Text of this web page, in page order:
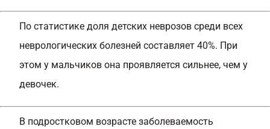
По статистике доля детских неврозов среди всех
неврологических болезней составляет 40%. При
этом у мальчиков она проявляется сильнее, чем у
девочек.
В подростковом возрасте заболеваемость